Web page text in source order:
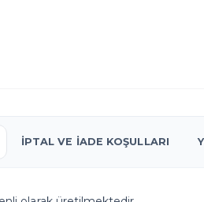
İPTAL VE İADE KOŞULLARI